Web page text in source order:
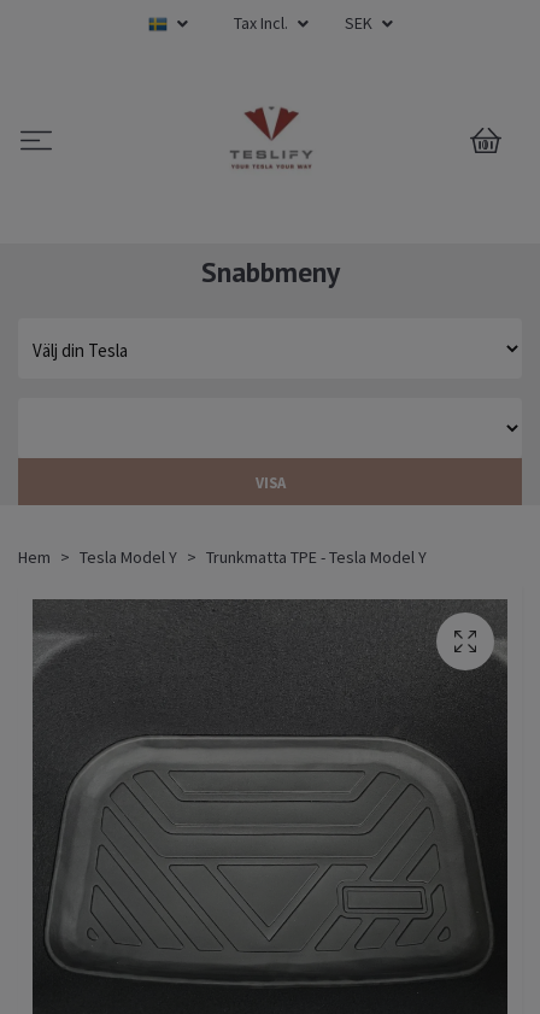
Tax Incl. SEK
0
Snabbmeny
VISA
Hem Tesla Model Y Trunkmatta TPE - Tesla Model Y